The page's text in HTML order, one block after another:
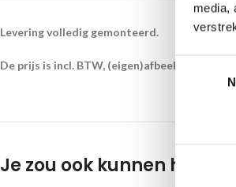
media,
Levering volledig gemonteerd.
De prijs is incl. BTW, (eigen)afbeelding,
Je zou ook kunnen